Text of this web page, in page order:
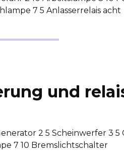
7 5 Anlasserrelais acht
und
2 5 Scheinwerfer 3
7 10 Bremslichtschalter